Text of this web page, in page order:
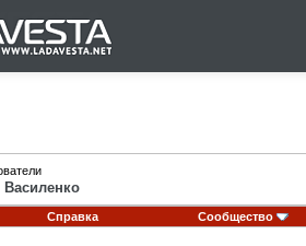
Справка Сообщество